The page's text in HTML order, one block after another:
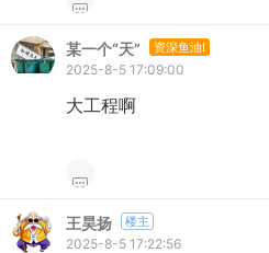
某一个“天” 资深鱼油I
2025-8-5 17:09:00
大工程啊
王昊扬 楼主
2025-8-5 17:22:56